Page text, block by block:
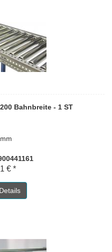
Bahnbreite - 1 ST
€ *
Details